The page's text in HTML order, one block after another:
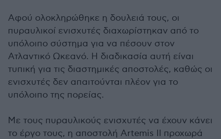
Αφού ολοκληρώθηκε η δουλειά τους, οι
πυραυλικοί ενισχυτές διαχωρίστηκαν από το
υπόλοιπο σύστημα για να πέσουν στον
Ατλαντικό Ωκεανό. Η διαδικασία αυτή είναι
τυπική για τις διαστημικές αποστολές, καθώς οι
ενισχυτές δεν απαιτούνται πλέον για το
υπόλοιπο της πορείας.
Με τους πυραυλικούς ενισχυτές να έχουν κάνει
το έργο τους, η αποστολή Artemis II προχωρά